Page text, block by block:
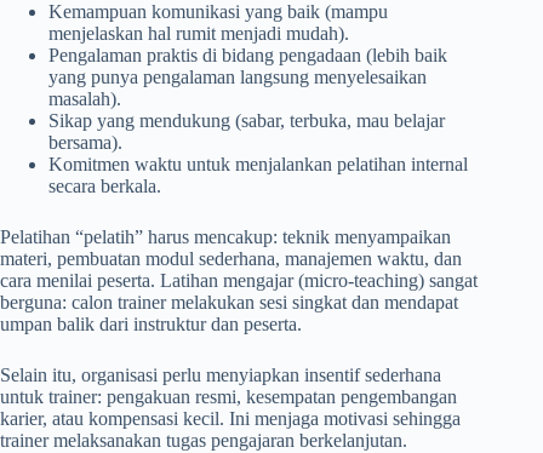
Kemampuan komunikasi yang baik (mampu
menjelaskan hal rumit menjadi mudah).
Pengalaman praktis di bidang pengadaan (lebih baik
yang punya pengalaman langsung menyelesaikan
masalah).
Sikap yang mendukung (sabar, terbuka, mau belajar
bersama).
Komitmen waktu untuk menjalankan pelatihan internal
secara berkala.
Pelatihan “pelatih” harus mencakup: teknik menyampaikan
materi, pembuatan modul sederhana, manajemen waktu, dan
cara menilai peserta. Latihan mengajar (micro-teaching) sangat
berguna: calon trainer melakukan sesi singkat dan mendapat
umpan balik dari instruktur dan peserta.
Selain itu, organisasi perlu menyiapkan insentif sederhana
untuk trainer: pengakuan resmi, kesempatan pengembangan
karier, atau kompensasi kecil. Ini menjaga motivasi sehingga
trainer melaksanakan tugas pengajaran berkelanjutan.